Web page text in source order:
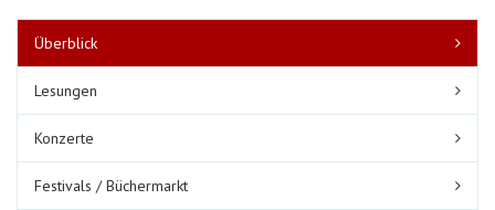
Bereich
Überblick
Lesungen
Konzerte
Festivals / Büchermarkt